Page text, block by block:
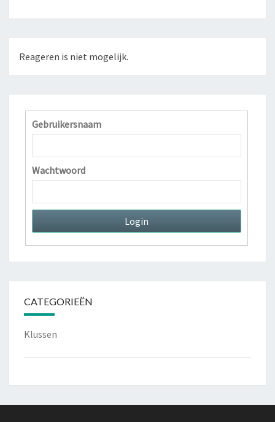
Reageren is niet mogelijk.
Gebruikersnaam
Wachtwoord
CATEGORIEËN
Klussen